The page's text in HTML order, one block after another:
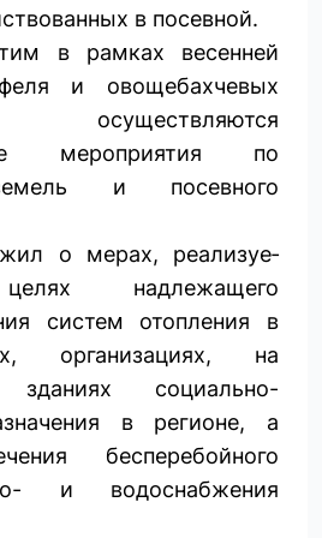
в посевной.
в рамках весенней
и овощебахчевых
мероприятия по
и посевного
о мерах, реализуе­
надлежащего
систем отопления в
организациях, на
зданиях социально-
в регионе, а
бесперебойного
и водоснабжения